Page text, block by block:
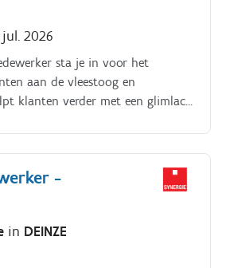
2026
sta je in voor het
aan de vleestoog en
klanten verder met een glimlach
-
in DEINZE